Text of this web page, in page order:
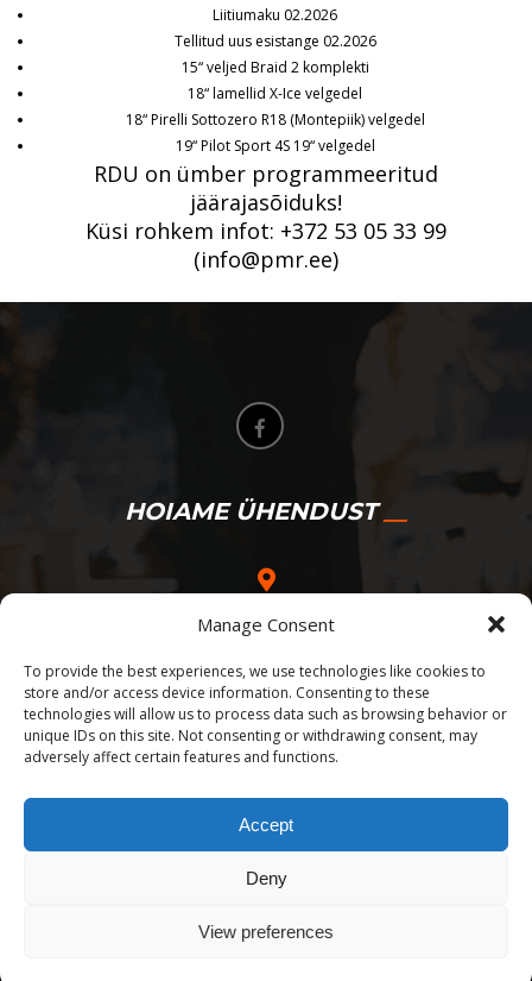
Manage Consent
To provide the best experiences, we use technologies like cookies to
store and/or access device information. Consenting to these
technologies will allow us to process data such as browsing behavior or
unique IDs on this site. Not consenting or withdrawing consent, may
adversely affect certain features and functions.
Accept
Deny
View preferences
Liitiumaku 02.2026
Tellitud uus esistange 02.2026
15“ veljed Braid 2 komplekti
18“ lamellid X-Ice velgedel
18“ Pirelli Sottozero R18 (Montepiik) velgedel
19“ Pilot Sport 4S 19“ velgedel
RDU on ümber programmeeritud
jäärajasõiduks!
Küsi rohkem infot: +372 53 05 33 99
(info@pmr.ee)
HOIAME ÜHENDUST
info@pmr.ee
+372 53 05 33 99
E-R. 9.00-17.00